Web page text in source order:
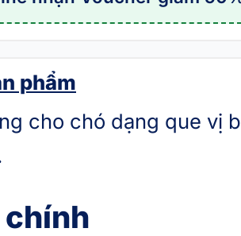
phẩm
cho chó dạng que vị
chính